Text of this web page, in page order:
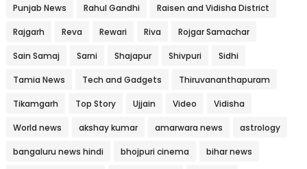
Punjab News Rahul Gandhi Raisen and Vidisha District
Rajgarh Reva Rewari Riva Rojgar Samachar
Sain Samaj Sarni Shajapur Shivpuri Sidhi
Tamia News Tech and Gadgets Thiruvananthapuram
Tikamgarh Top Story Ujjain Video Vidisha
World news akshay kumar amarwara news astrology
bangaluru news hindi bhojpuri cinema bihar news